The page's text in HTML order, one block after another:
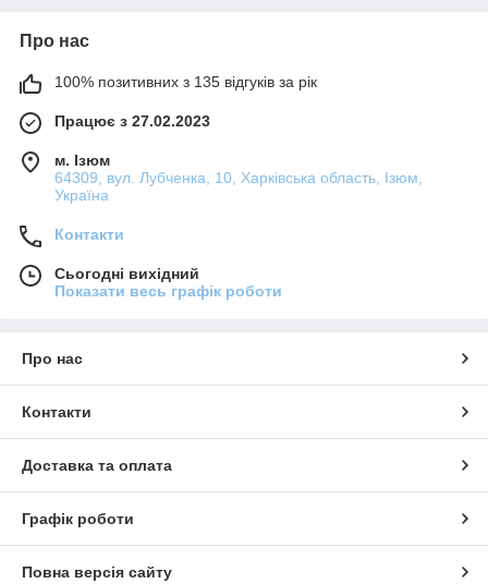
Про нас
100% позитивних з 135 відгуків за рік
Працює з 27.02.2023
м. Ізюм
64309, вул. Лубченка, 10, Харківська область, Ізюм,
Україна
Контакти
Сьогодні вихідний
Показати весь графік роботи
Про нас
Контакти
Доставка та оплата
Графік роботи
Повна версія сайту